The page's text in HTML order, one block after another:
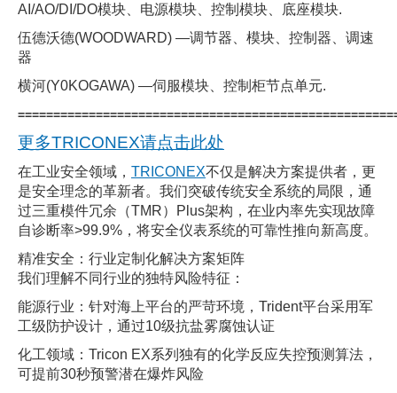
AI/AO/DI/DO模块、电源模块、控制模块、底座模块.
伍德沃德(WOODWARD) —调节器、模块、控制器、调速
器
横河(Y0KOGAWA) —伺服模块、控制柜节点单元.
更多TRICONEX请点击此处
在工业安全领域， TRICONEX不仅是解决方案提供者，更
是安全理念的革新者。我们突破传统安全系统的局限，通
过三重模件冗余（TMR）Plus架构，在业内率先实现故障
自诊断率>99.9%，将安全仪表系统的可靠性推向新高度。
精准安全：行业定制化解决方案矩阵
我们理解不同行业的独特风险特征：
能源行业：针对海上平台的严苛环境，Trident平台采用军
工级防护设计，通过10级抗盐雾腐蚀认证
化工领域：Tricon EX系列独有的化学反应失控预测算法，
可提前30秒预警潜在爆炸风险